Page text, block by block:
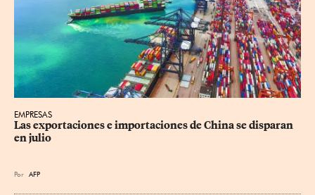
EMPRESAS
Las exportaciones e importaciones de China se disparan
en julio
Por AFP